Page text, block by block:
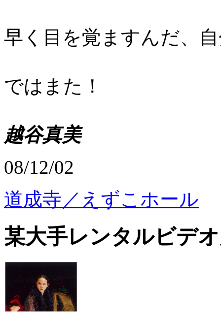
早く目を覚ますんだ、
ではまた！
越谷真美
08/12/02
道成寺／えずこホール
某大手レンタルビデ